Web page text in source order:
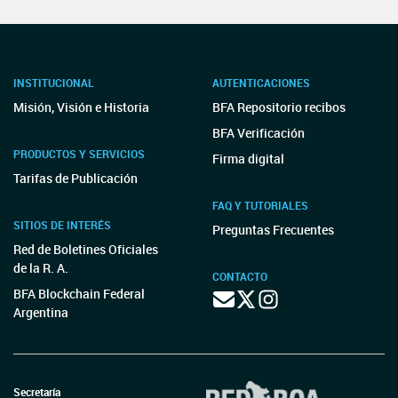
INSTITUCIONAL
Misión, Visión e Historia
PRODUCTOS Y SERVICIOS
Tarifas de Publicación
SITIOS DE INTERÉS
Red de Boletines Oficiales
de la R. A.
BFA Blockchain Federal
Argentina
AUTENTICACIONES
BFA Repositorio recibos
BFA Verificación
Firma digital
FAQ Y TUTORIALES
Preguntas Frecuentes
CONTACTO
Secretaría